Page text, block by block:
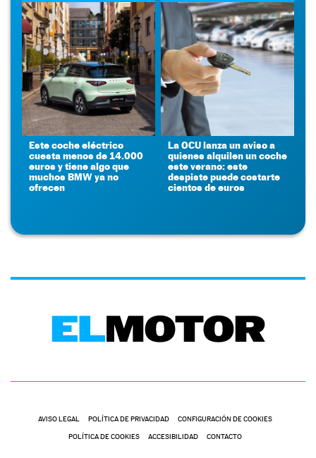
Este coche eléctrico
cuesta menos de 14.000
euros y tiene algo que
muchos BMW ya no
ofrecen
La OCU lanza un aviso a
quienes alquilen un coche
este verano: este
despiste puede costarte
cientos de euros
AVISO LEGAL POLÍTICA DE PRIVACIDAD CONFIGURACIÓN DE COOKIES
POLÍTICA DE COOKIES ACCESIBILIDAD CONTACTO